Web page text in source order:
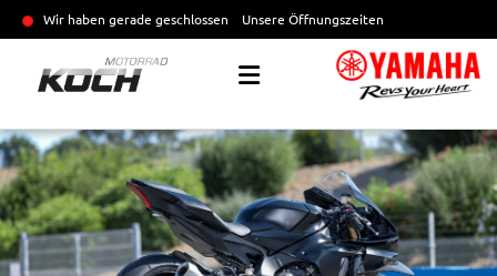
Wir haben gerade geschlossen Unsere Öffnungszeiten